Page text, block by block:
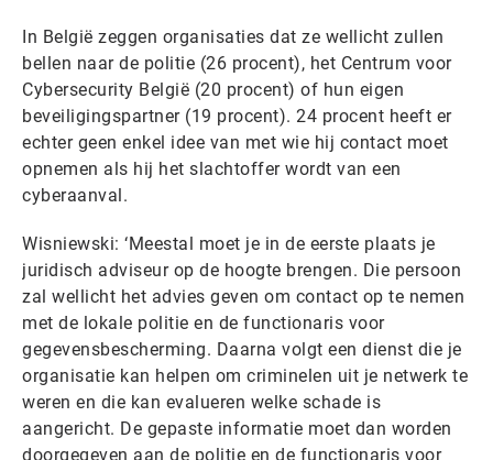
In België zeggen organisaties dat ze wellicht zullen
bellen naar de politie (26 procent), het Centrum voor
Cybersecurity België (20 procent) of hun eigen
beveiligingspartner (19 procent). 24 procent heeft er
echter geen enkel idee van met wie hij contact moet
opnemen als hij het slachtoffer wordt van een
cyberaanval.
Wisniewski: ‘Meestal moet je in de eerste plaats je
juridisch adviseur op de hoogte brengen. Die persoon
zal wellicht het advies geven om contact op te nemen
met de lokale politie en de functionaris voor
gegevensbescherming. Daarna volgt een dienst die je
organisatie kan helpen om criminelen uit je netwerk te
weren en die kan evalueren welke schade is
aangericht. De gepaste informatie moet dan worden
doorgegeven aan de politie en de functionaris voor